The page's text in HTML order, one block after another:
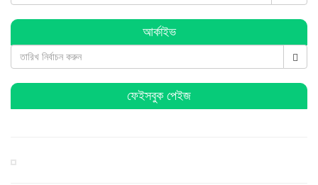
বিশ্বনাথে পূজা উদযাপন পরিষদের কমিটি গঠন : সভাপতি সুনিল
আর্কাইভ
ফেইসবুক পেইজ